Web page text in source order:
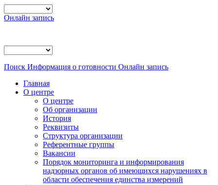
Онлайн запись
Поиск Информация о готовности Онлайн запись
Главная
О центре
О центре
Об организации
История
Реквизиты
Структура организации
Референтные группы
Вакансии
Порядок мониторинга и информирования
надзорных органов об имеющихся нарушениях в
области обеспечения единства измерений